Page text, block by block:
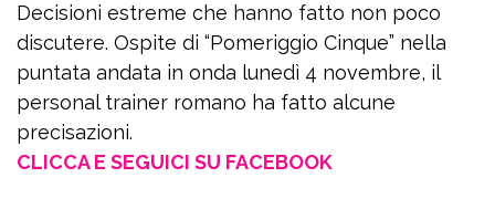
Decisioni estreme che hanno fatto non poco
discutere. Ospite di “Pomeriggio Cinque” nella
puntata andata in onda lunedì 4 novembre, il
personal trainer romano ha fatto alcune
precisazioni.
CLICCA E SEGUICI SU FACEBOOK